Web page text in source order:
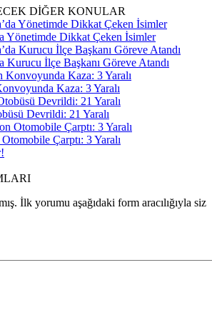
DİĞER KONULAR
Yönetimde Dikkat Çeken İsimler
Kurucu İlçe Başkanı Göreve Atandı
Kaza: 3 Yaralı
Devrildi: 21 Yaralı
Çarptı: 3 Yaralı
İlk yorumu aşağıdaki form aracılığıyla siz